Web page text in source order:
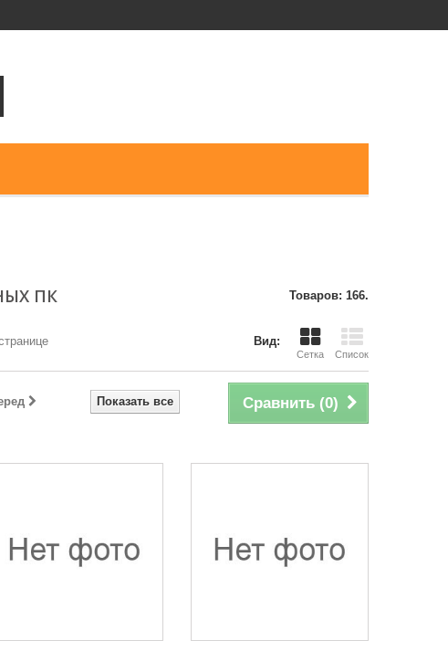
ПК Товаров: 166.
Вид:
Сетка Список
Сравнить (0)
Показать все